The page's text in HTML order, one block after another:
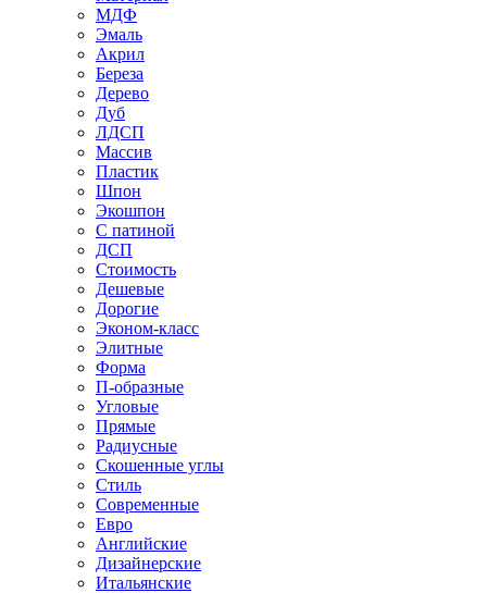
МДФ
Эмаль
Акрил
Береза
Дерево
Дуб
ЛДСП
Массив
Пластик
Шпон
Экошпон
С патиной
ДСП
Стоимость
Дешевые
Дорогие
Эконом-класс
Элитные
Форма
П-образные
Угловые
Прямые
Радиусные
Скошенные углы
Стиль
Современные
Евро
Английские
Дизайнерские
Итальянские